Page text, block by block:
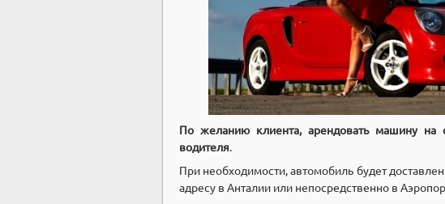
По желанию клиента, арендовать машину
водителя.
При необходимости, автомобиль будет
адресу в Анталии или непосредственно в